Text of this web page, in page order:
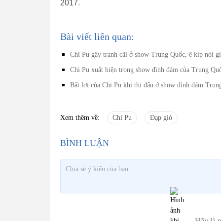
2017.
Bài viết liên quan:
Chi Pu gây tranh cãi ở show Trung Quốc, ê kíp nói
Chi Pu xuất hiện trong show đình đám của Trung
Bất lợi của Chi Pu khi thi đấu ở show đình đám
Xem thêm về: Chi Pu Đạp gió